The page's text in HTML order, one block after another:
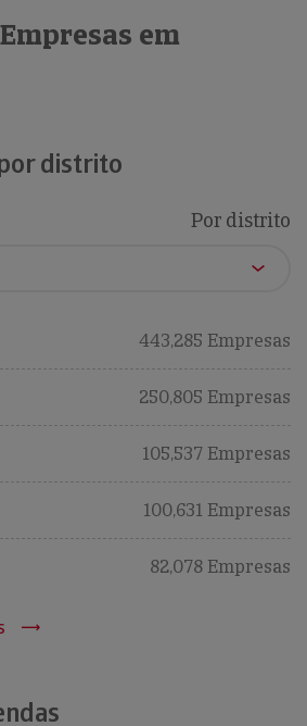
em
distrito
Por distrito
443,285 Empresas
250,805 Empresas
105,537 Empresas
100,631 Empresas
82,078 Empresas